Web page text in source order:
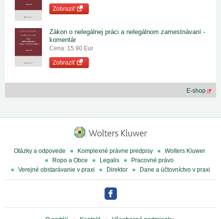
Zobraziť
Zákon o nelegálnej práci a nelegálnom zamestnávaní -
komentár
Cena: 15.90 Eur
Zobraziť
E-shop
Otázky a odpovede Komplexné právne predpisy
Wolters Kluwer
Ropo a Obce
Legalis
Pracovné právo
Verejné obstarávanie v praxi
Direktor Dane a účtovníctvo v praxi